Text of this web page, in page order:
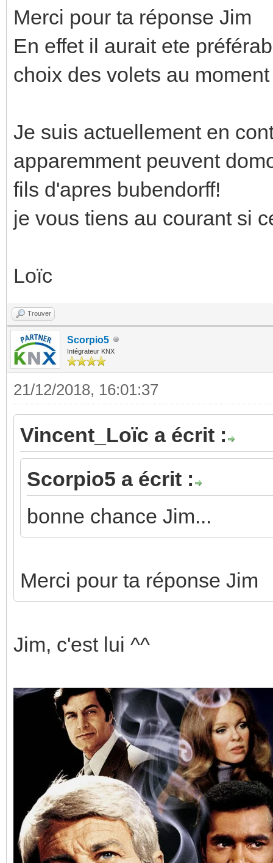
Merci pour ta réponse Jim
En effet il aurait ete
choix des volets au
Je suis actuellement en
apparemment peuvent
fils d'apres bubendorff!
je vous tiens au courant si
Loïc
Trouver
Scorpio5
Intégrateur KNX
21/12/2018, 16:01:37
Vincent_Loïc a écrit :
Scorpio5 a écrit :
bonne chance Jim...
Merci pour ta réponse Jim
Jim, c'est lui ^^